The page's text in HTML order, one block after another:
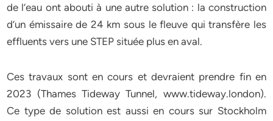
de l’eau ont abouti à une autre solution : la construction
d’un émissaire de 24 km sous le fleuve qui transfère les
effluents vers une STEP située plus en aval.
Ces travaux sont en cours et devraient prendre fin en
2023 (Thames Tideway Tunnel, www.tideway.london).
Ce type de solution est aussi en cours sur Stockholm